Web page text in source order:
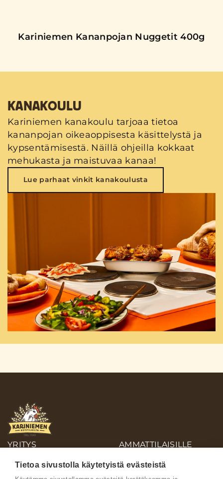
Kariniemen Kananpojan Nuggetit 400g
KANAKOULU
Kariniemen kanakoulu tarjoaa tietoa
kananpojan oikeaoppisesta käsittelystä ja
kypsentämisestä. Näillä ohjeilla kokkaat
mehukasta ja maistuvaa kanaa!
Lue parhaat vinkit kanakoulusta
YRITYS
AMMATTILAISILLE
AINEISTOPANKKI
Tietoa sivustolla käytetyistä evästeistä